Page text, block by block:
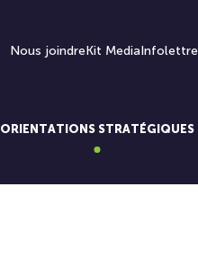
Nous joindreKit MediaInfolettre
ORIENTATIONS STRATÉGIQUES